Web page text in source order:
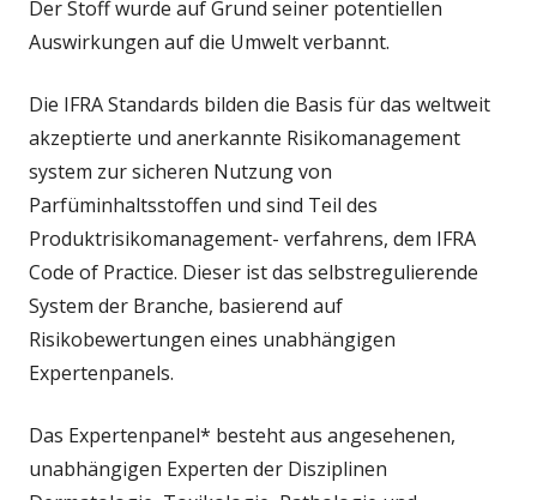
Der Stoff wurde auf Grund seiner potentiellen
Auswirkungen auf die Umwelt verbannt.
Die IFRA Standards bilden die Basis für das weltweit
akzeptierte und anerkannte Risikomanagement
system zur sicheren Nutzung von
Parfüminhaltsstoffen und sind Teil des
Produktrisikomanagement- verfahrens, dem IFRA
Code of Practice. Dieser ist das selbstregulierende
System der Branche, basierend auf
Risikobewertungen eines unabhängigen
Expertenpanels.
Das Expertenpanel* besteht aus angesehenen,
unabhängigen Experten der Disziplinen